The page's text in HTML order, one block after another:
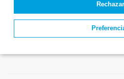
Rechazar